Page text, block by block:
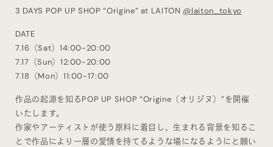
3 DAYS POP UP SHOP “Origine” at LAITON @laiton_tokyo
DATE
7.16（Sat）14:00-20:00
7.17（Sun）12:00-20:00
7.18（Mon）11:00-17:00
作品の起源を知るPOP UP SHOP “Origine（オリジヌ）”を開催
いたします。
作家やアーティストが使う原料に着目し、生まれる背景を知るこ
とで作品により一層の愛情を持てるような場になるようにと願い